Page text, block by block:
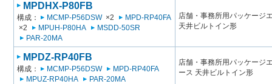
MPDHX-P80FB
構成： MCMP-P56DSW×2
MPD-RP40FA
×2
MPUH-P80HA
MSDD-50SR
PAR-20MA
店舗・事務所用パッケージ
天井ビルトイン形
MPDZ-RP40FB
構成： MCMP-P56DSW
MPD-RP40FA
MPUZ-RP40HA
PAR-20MA
店舗・事務所用パッケージ
ース 天井ビルトイン形